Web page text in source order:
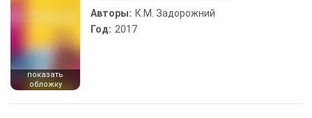
показать
обложку
Авторы: К.М. Задорожний
Год: 2017